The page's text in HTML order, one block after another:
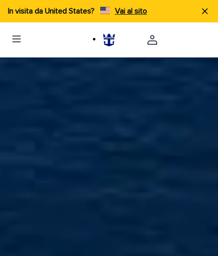
In visita da United States? Vai al sito